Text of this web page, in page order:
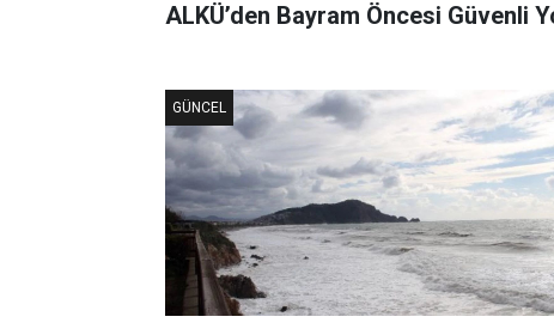
ALKÜ’den Bayram Öncesi Güvenli
GÜNCEL